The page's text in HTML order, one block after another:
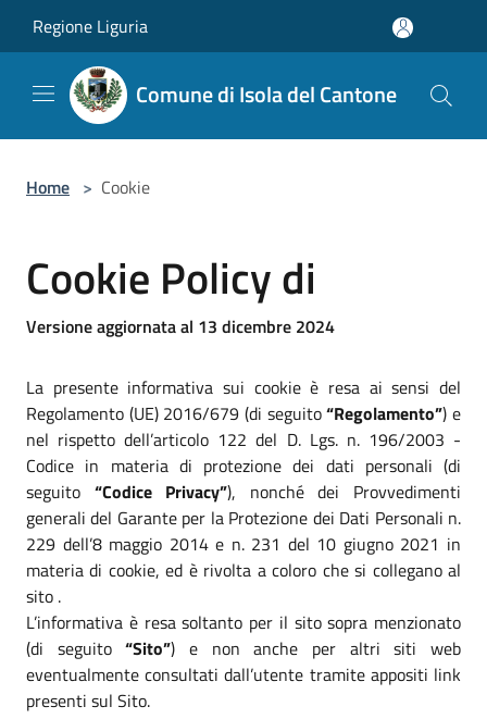
Regione Liguria
Comune di Isola del Cantone
Home > Cookie
Cookie Policy di
Versione aggiornata al 13 dicembre 2024
La presente informativa sui cookie è resa ai sensi del
Regolamento (UE) 2016/679 (di seguito“Regolamento”) e
nel rispetto dell’articolo 122 del D. Lgs. n. 196/2003 -
Codice in materia di protezione dei dati personali (di
seguito “Codice Privacy”), nonché dei Provvedimenti
generali del Garante per la Protezione dei Dati Personali n.
229 dell’8 maggio 2014 e n. 231 del 10 giugno 2021 in
materia di cookie, ed è rivolta a coloro che si collegano al
sito .
L’informativa è resa soltanto per il sito sopra menzionato
(di seguito“Sito”) e non anche per altri siti web
eventualmente consultati dall’utente tramite appositi link
presenti sul Sito.